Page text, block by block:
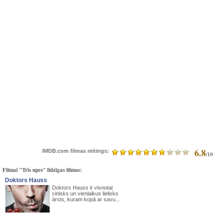
IMDB.com filmas reitings: 6.8/10
Filmai "Trīs upes" līdzīgas filmas:
Doktors Hauss
Doktors Hauss ir visnotaļ
cinisks un vienlaikus lielisks
ārsts, kuram kopā ar savu...